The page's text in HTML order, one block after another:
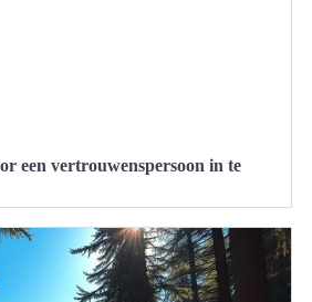
een vertrouwenspersoon in te